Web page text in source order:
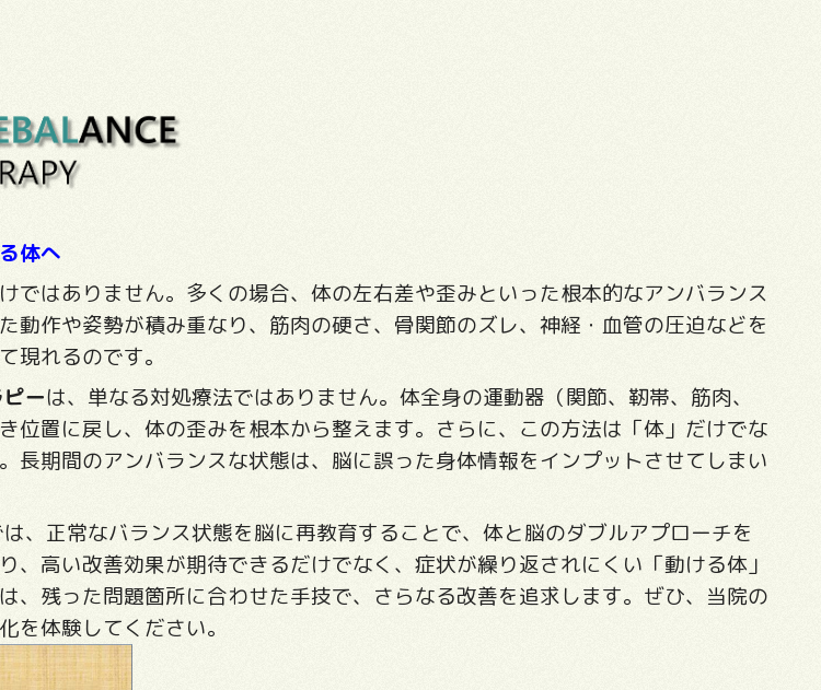
体へ
ではありません。多くの場合、体の左右差や歪みといった根本的なアンバランス
動作や姿勢が積み重なり、筋肉の硬さ、骨関節のズレ、神経・血管の圧迫などを
現れるのです。
ーは、単なる対処療法ではありません。体全身の運動器（関節、靭帯、筋肉、
位置に戻し、体の歪みを根本から整えます。さらに、この方法は「体」だけでな
長期間のアンバランスな状態は、脳に誤った身体情報をインプットさせてしまい
、正常なバランス状態を脳に再教育することで、体と脳のダブルアプローチを
、高い改善効果が期待できるだけでなく、症状が繰り返されにくい「動ける体」
、残った問題箇所に合わせた手技で、さらなる改善を追求します。ぜひ、当院の
を体験してください。